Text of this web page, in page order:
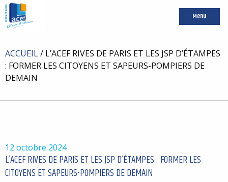
Menu
ACCUEIL/ L’ACEF RIVES DE PARIS ET LES JSP D’ÉTAMPES
: FORMER LES CITOYENS ET SAPEURS-POMPIERS DE
DEMAIN
12 octobre 2024
L’ACEF RIVES DE PARIS ET LES JSP D’ÉTAMPES : FORMER LES
CITOYENS ET SAPEURS-POMPIERS DE DEMAIN